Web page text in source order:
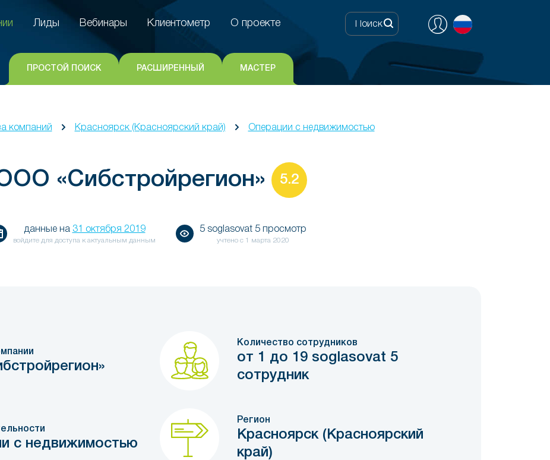
Клиентометр
Лиды Вебинары Клиентометр О проекте
ПРОСТОЙ ПОИСК РАСШИРЕННЫЙ МАСТЕР
компаний Красноярск (Красноярский край) Операции с недвижимостью
«Сибстройрегион» 5.2
данные на 31 октября 2019
войдите для доступа к актуальным данным
5 soglasovat 5 просмотр
учтено с 1 марта 2020
Количество сотрудников
от 1 до 19 soglasovat 5
сотрудник
с недвижимостью
Регион
Красноярск (Красноярский
край)